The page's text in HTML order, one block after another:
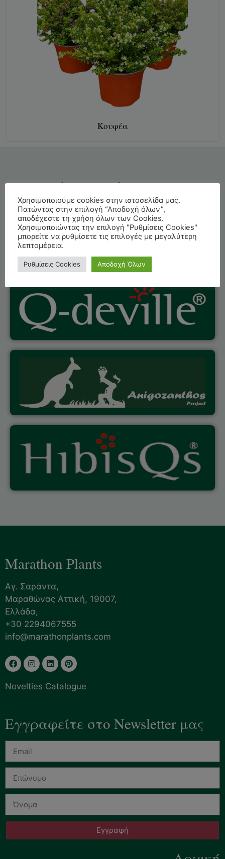
Κουφέα
Τα brands με τα
οποία μπορείτε
να μας βρείτε​​
Marathon Plants
Αγ. Σαράντα,
Μαραθώνας Αττική, 19007,
Ελλάδα,
+30 2294067555
info@marathonplants.com
Novelties Catalogue
Εγγραφείτε στο Newsletter μας
Εγγραφή
Χρησιμοποιούμε cookies στην ιστοσελίδα μας.
Πατώντας στην επιλογή “Αποδοχή όλων”,
αποδέχεστε τη χρήση όλων των Cookies.
Χρησιμοποιώντας την επιλογή "Ρυθμίσεις Cookies"
μπορείτε να ρυθμίσετε τις επιλογές με μεγαλύτερη
λεπτομέρεια.
Ρυθμίσεις Cookies Αποδοχή Όλων